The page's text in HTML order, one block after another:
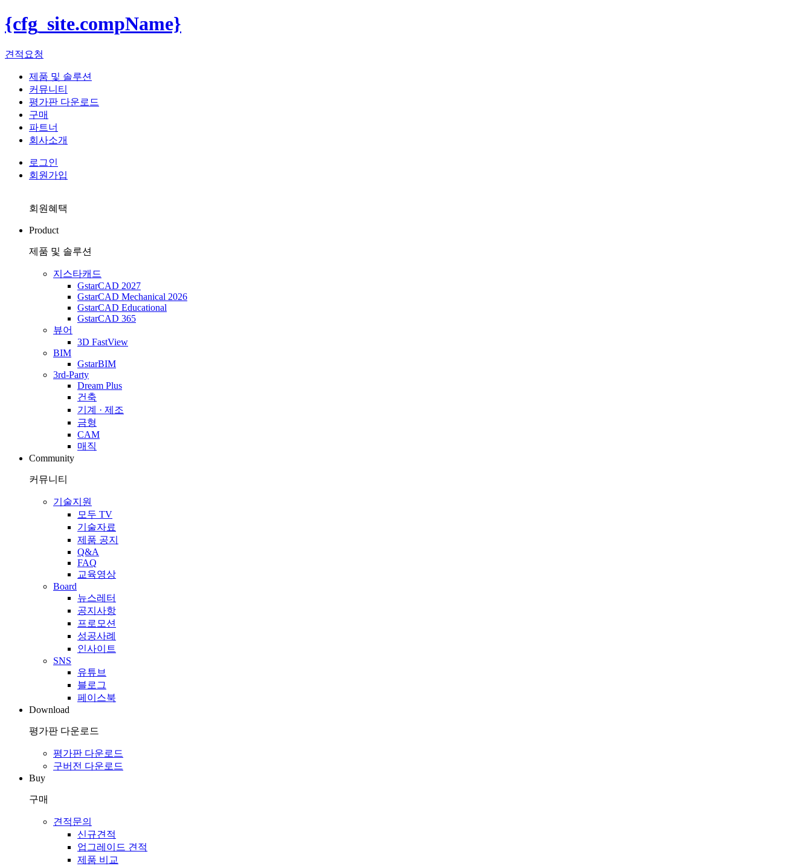
{cfg_site.compName}
견적요청
제품 및 솔루션
커뮤니티
평가판 다운로드
구매
파트너
회사소개
로그인
회원가입
회원혜택
Product
제품 및 솔루션
지스타캐드
GstarCAD 2027
GstarCAD Mechanical 2026
GstarCAD Educational
GstarCAD 365
뷰어
3D FastView
BIM
GstarBIM
3rd-Party
Dream Plus
건축
기계 · 제조
금형
CAM
매직
Community
커뮤니티
기술지원
모두 TV
기술자료
제품 공지
Q&A
FAQ
교육영상
Board
뉴스레터
공지사항
프로모션
성공사례
인사이트
SNS
유튜브
블로그
페이스북
Download
평가판 다운로드
평가판 다운로드
구버전 다운로드
Buy
구매
견적문의
신규견적
업그레이드 견적
제품 비교